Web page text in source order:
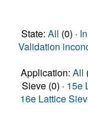
State: All (0) ·
Validation
Application: All
Sieve (0) · 15e
16e Lattice